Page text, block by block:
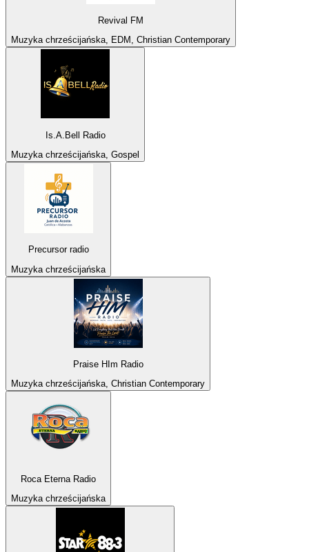
Revival FM
Muzyka chrześcijańska, EDM, Christian Contemporary
Is.A.Bell Radio
Muzyka chrześcijańska, Gospel
Precursor radio
Muzyka chrześcijańska
Praise HIm Radio
Muzyka chrześcijańska, Christian Contemporary
Roca Eterna Radio
Muzyka chrześcijańska